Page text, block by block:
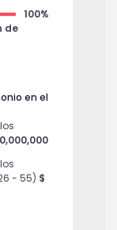
100%
de
en el
- 55) $